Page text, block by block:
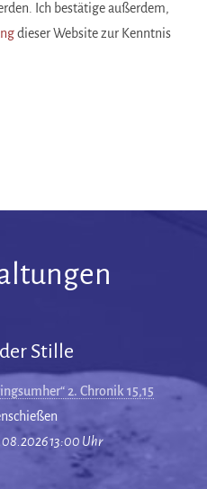
Ich bestätige außerdem,
dieser Website zur Kenntnis
Stille
2. Chronik 15,15
13:00 Uhr